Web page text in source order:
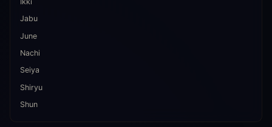
Jabu
June
Nachi
Seiya
Shiryu
Shun